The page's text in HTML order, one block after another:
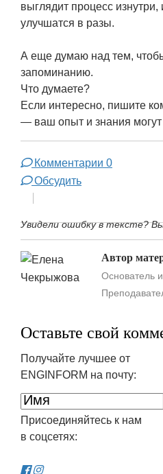
выглядит процесс изнутри,
улучшатся в разы.
А еще думаю над тем,
запоминанию.
Что думаете?
Если интересно, пишите
— ваш опыт и знания могут
Комментарии 0
Обсудить
Увидели ошибку в тексте?
Автор
Основатель
Оставьте свой
Получайте лучшее от
ENGINFORM на почту:
Присоединяйтесь к нам
в соцсетях: